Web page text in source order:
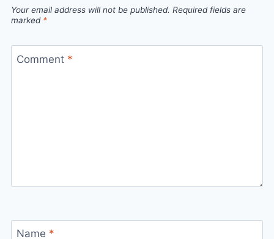
Your email address will not be published. Required fields are
marked *
Comment *
Name *